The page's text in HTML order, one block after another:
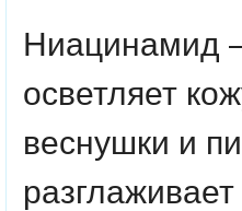
Ниацинамид
осветляет
веснушки и